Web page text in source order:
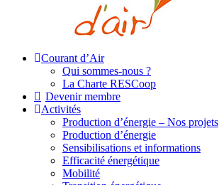
Courant d’Air
Qui sommes-nous ?
La Charte RESCoop
Devenir membre
Activités
Production d’énergie – Nos projets
Production d’énergie
Sensibilisations et informations
Efficacité énergétique
Mobilité